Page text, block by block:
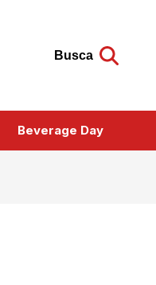
Busca
Beverage Day